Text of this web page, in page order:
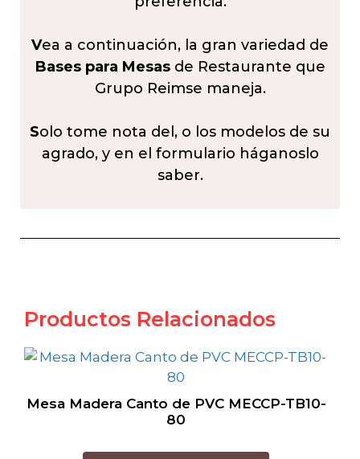
Vea a continuación, la gran variedad de
Bases para Mesasde Restaurante que
Grupo Reimse maneja.
Solo tome nota del, o los modelos de su
agrado, y en el formulario háganoslo
saber.
Productos Relacionados
Mesa Madera Canto de PVC MECCP-TB10-
80